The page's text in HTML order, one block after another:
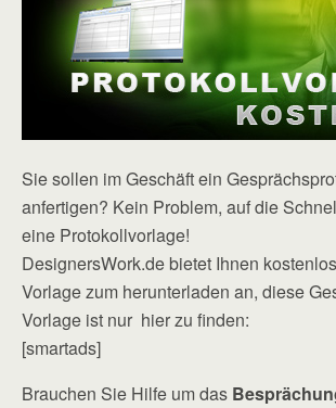
Sie sollen im Geschäft ein
anfertigen? Kein Problem, auf die
eine Protokollvorlage!
DesignersWork.de bietet Ihnen
Vorlage zum herunterladen an, diese
Vorlage ist nur hier zu finden:
[smartads]
Brauchen Sie Hilfe um das